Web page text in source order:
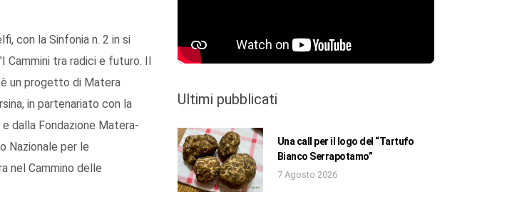
con la Sinfonia n. 2 in si
Cammini tra radici e futuro. Il
un progetto di Matera
in partenariato con la
dalla Fondazione Matera-
Nazionale per le
nel Cammino delle
Ultimi pubblicati
Una call per il logo del “Tartufo
Bianco Serrapotamo”
7 Agosto 2026